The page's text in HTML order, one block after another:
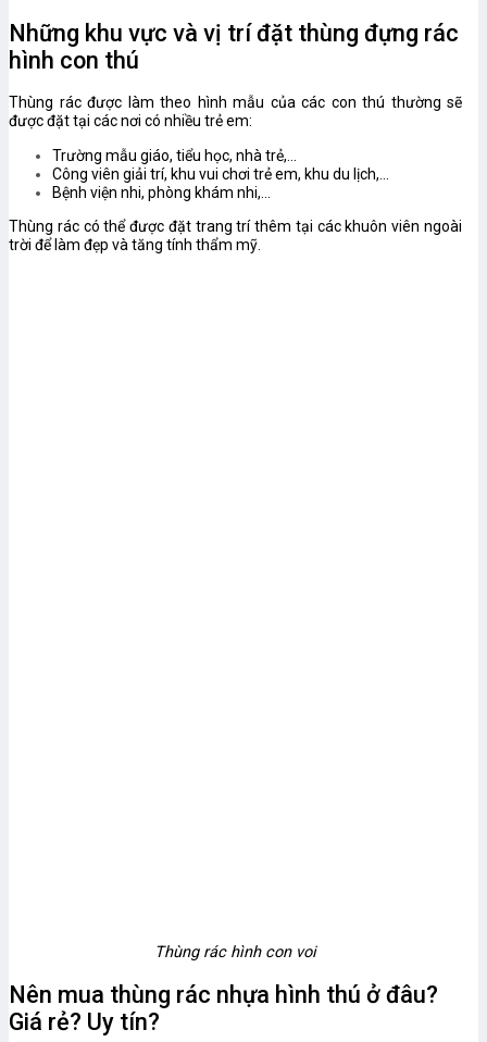
Những khu vực và vị trí đặt thùng đựng rác
hình con thú
Thùng rác được làm theo hình mẫu của các con thú thường sẽ
được đặt tại các nơi có nhiều trẻ em:
Trường mẫu giáo, tiểu học, nhà trẻ,…
Công viên giải trí, khu vui chơi trẻ em, khu du lịch,…
Bệnh viện nhi, phòng khám nhi,…
Thùng rác có thể được đặt trang trí thêm tại các khuôn viên ngoài
trời để làm đẹp và tăng tính thẩm mỹ.
Thùng rác hình con voi
Nên mua thùng rác nhựa hình thú ở đâu?
Giá rẻ? Uy tín?